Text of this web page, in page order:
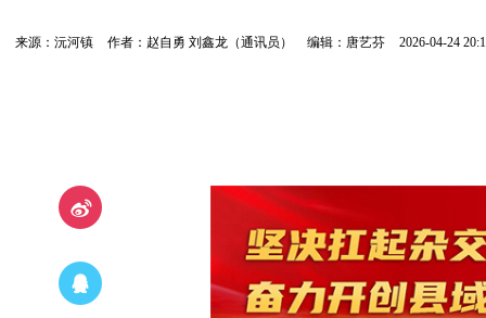
来源：沅河镇 作者：赵自勇 刘鑫龙（通讯员） 编辑：唐艺芬 2026-04-24